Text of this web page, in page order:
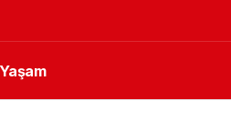
Yaşam